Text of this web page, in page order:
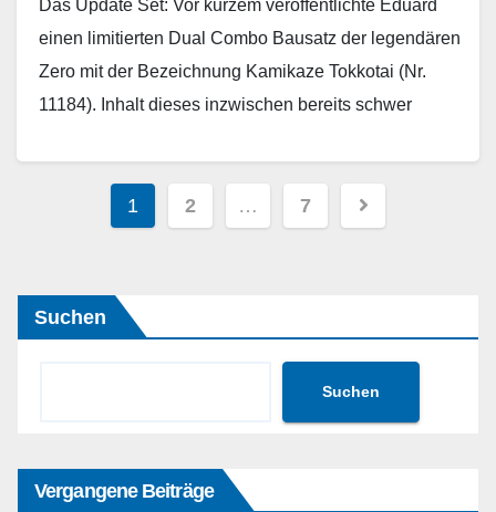
Das Update Set: Vor kurzem veröffentlichte Eduard
einen limitierten Dual Combo Bausatz der legendären
Zero mit der Bezeichnung Kamikaze Tokkotai (Nr.
11184). Inhalt dieses inzwischen bereits schwer
WeiterlesenSeitennummerierung
der
1 2 … 7
Suchen
Suchen
Vergangene Beiträge